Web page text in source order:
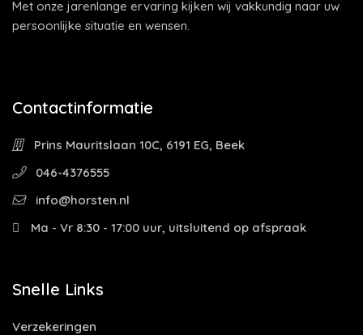
Met onze jarenlange ervaring kijken wij vakkundig naar uw
persoonlijke situatie en wensen.
Contactinformatie
Prins Mauritslaan 10C, 6191 EG, Beek
046-4376555
info@horsten.nl
Ma - Vr 8:30 - 17:00 uur, uitsluitend op afspraak
Snelle Links
Verzekeringen